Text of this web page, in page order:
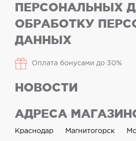
ПЕРСОНАЛЬНЫХ
ОБРАБОТКУ
ДАННЫХ
Оплата бонусами до 30%
НОВОСТИ
АДРЕСА
Краснодар Магнитогорск